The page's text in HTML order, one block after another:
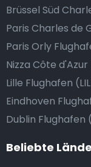
Brüssel Süd
Paris Charles de
Paris Orly
Nizza Côte
Lille Flughafen
Eindhoven
Dublin Flughafen
Beliebte